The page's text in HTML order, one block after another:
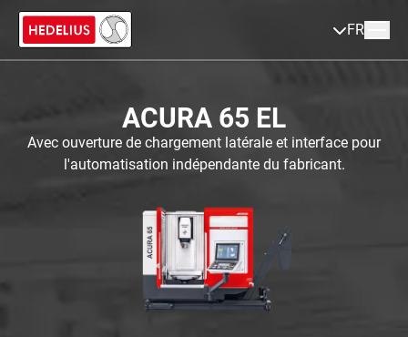
FR
ACURA 65 EL
Avec ouverture de chargement latérale et interface pour
l'automatisation indépendante du fabricant.